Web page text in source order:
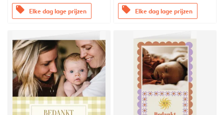
offers Elke dag lage prijzen offers Elke dag lage prijzen